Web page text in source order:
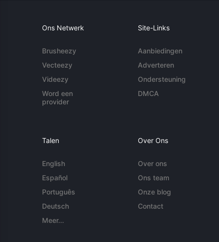
Ons Netwerk
Brusheezy
Vecteezy
Videezy
Word een
provider
Site-Links
Aanbiedingen
Adverteren
Ondersteuning
DMCA
Talen
English
Español
Português
Deutsch
Meer...
Over Ons
Over ons
Ons team
Onze blog
Contact